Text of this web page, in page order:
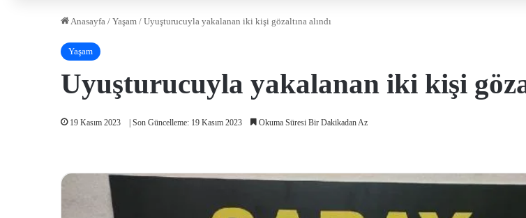
Anasayfa / Yaşam / Uyuşturucuyla yakalanan iki kişi gözaltına alındı
Yaşam
Uyuşturucuyla yakalanan iki kişi
19 Kasım 2023 | Son Güncelleme: 19 Kasım 2023 Okuma Süresi Bir Dakikadan Az